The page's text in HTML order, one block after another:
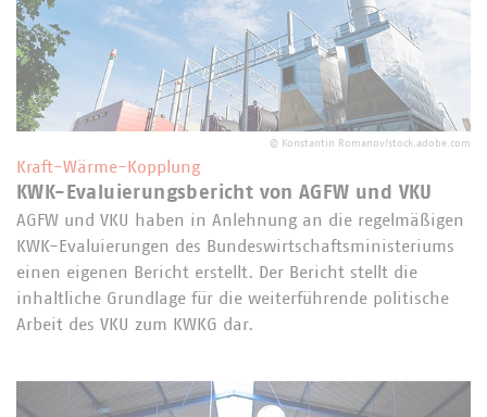
© Konstantin Romanov/stock.adobe.com
Kraft-Wärme-Kopplung
KWK-Evaluierungsbericht von AGFW und VKU
AGFW und VKU haben in Anlehnung an die regelmäßigen
KWK-Evaluierungen des Bundeswirtschaftsministeriums
einen eigenen Bericht erstellt. Der Bericht stellt die
inhaltliche Grundlage für die weiterführende politische
Arbeit des VKU zum KWKG dar.